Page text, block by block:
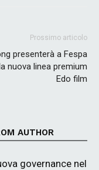
Prossimo articolo
presenterà a Fespa
nuova linea premium
Edo film
AUTHOR
governance nel